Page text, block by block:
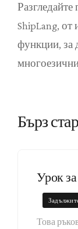
Разгледайте
ShipLang, от
функции, за
Бърз
Урок
Това